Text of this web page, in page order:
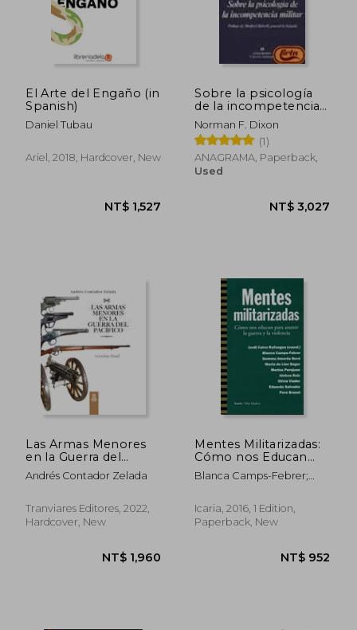
NT$ 1,118 NT$
El Arte del Engaño (in
Spanish)
Daniel Tubau
Ariel, 2018, Hardcover, New
Sobre la psicología
de la incompetencia
militar (in Spanish)
Norman F. Dixon
(1)
ANAGRAMA, Paperback,
Used
Las Armas Menores
en la Guerra del
Pacífico. FULL
COLOR, Version final
Andrés Contador Zelada
Tranviares Editores, 2022,
Hardcover, New
Mentes Militarizadas:
Cómo nos Educan
Para Asumir la Guerra
y la Violencia (Más
Blanca Camps-Febrer;
Bov&Eacute;; Maria De
Lluc Bagur; Marina
Perejuan; Ainhoa Ruiz;
Eduardo Salvador; Pere
Icaria, 2016, 1 Edition,
Paperback, New